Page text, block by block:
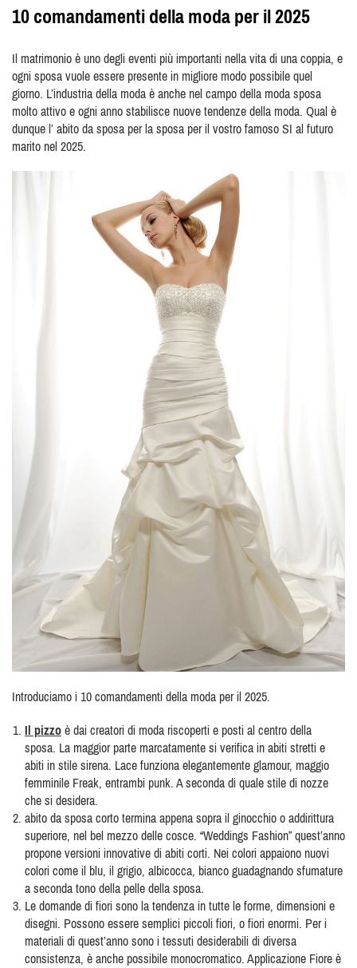
10 comandamenti della moda per il 2025
Il matrimonio è uno degli eventi più importanti nella vita di una coppia, e
ogni sposa vuole essere presente in migliore modo possibile quel
giorno. L’industria della moda è anche nel campo della moda sposa
molto attivo e ogni anno stabilisce nuove tendenze della moda. Qual è
dunque l’ abito da sposa per la sposa per il vostro famoso SI al futuro
marito nel 2025.
Introduciamo i 10 comandamenti della moda per il 2025.
Il pizzo è dai creatori di moda riscoperti e posti al centro della
sposa. La maggior parte marcatamente si verifica in abiti stretti e
abiti in stile sirena. Lace funziona elegantemente glamour, maggio
femminile Freak, entrambi punk. A seconda di quale stile di nozze
che si desidera.
abito da sposa corto termina appena sopra il ginocchio o addirittura
superiore, nel bel mezzo delle cosce. “Weddings Fashion” quest’anno
propone versioni innovative di abiti corti. Nei colori appaiono nuovi
colori come il blu, il grigio, albicocca, bianco guadagnando sfumature
a seconda tono della pelle della sposa.
Le domande di fiori sono la tendenza in tutte le forme, dimensioni e
disegni. Possono essere semplici piccoli fiori, o fiori enormi. Per i
materiali di quest’anno sono i tessuti desiderabili di diversa
consistenza, è anche possibile monocromatico. Applicazione Fiore è